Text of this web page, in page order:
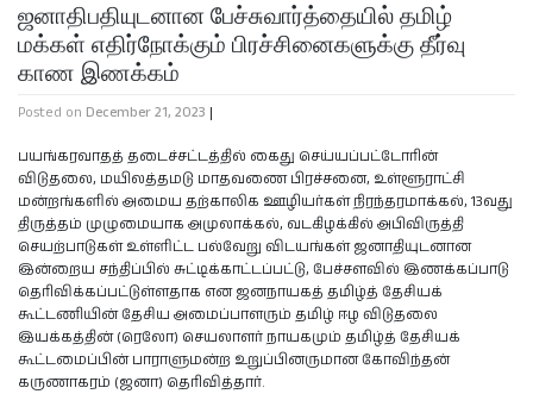
ஜனாதிபதியுடனான பேச்சுவார்த்தையில் தமிழ்
மக்கள் எதிர்நோக்கும் பிரச்சினைகளுக்கு தீர்வு
காண இணக்கம்
Posted on December 21, 2023 |
பயங்கரவாதத் தடைச்சட்டத்தில் கைது செய்யப்பட்டோரின்
விடுதலை, மயிலத்தமடு மாதவணை பிரச்சனை, உள்ளூராட்சி
மன்றங்களில் அமைய தற்காலிக ஊழியர்கள் நிரந்தரமாக்கல், 13வது
திருத்தம் முழுமையாக அமுலாக்கல், வடகிழக்கில் அபிவிருத்தி
செயற்பாடுகள் உள்ளிட்ட பல்வேறு விடயங்கள் ஜனாதியுடனான
இன்றைய சந்திப்பில் சுட்டிக்காட்டப்பட்டு, பேச்சளவில் இணக்கப்பாடு
தெரிவிக்கப்பட்டுள்ளதாக என ஜனநாயகத் தமிழ்த் தேசியக்
கூட்டணியின் தேசிய அமைப்பாளரும் தமிழ் ஈழ விடுதலை
இயக்கத்தின் (ரெலோ) செயலாளர் நாயகமும் தமிழ்த் தேசியக்
கூட்டமைப்பின் பாராளுமன்ற உறுப்பினருமான கோவிந்தன்
கருணாகரம் (ஜனா) தெரிவித்தார்.